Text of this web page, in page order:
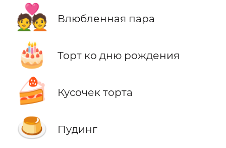
💑 Влюбленная пара
🎂 Торт ко дню рождения
🍰 Кусочек торта
🍮 Пудинг